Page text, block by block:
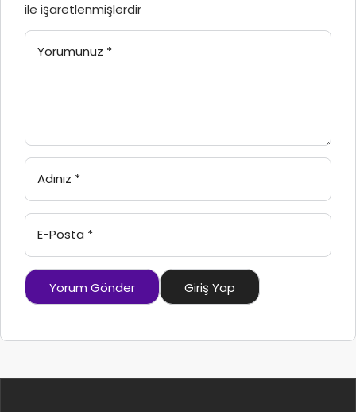
ile işaretlenmişlerdir
Yorumunuz *
Adınız *
E-Posta *
Yorum Gönder Giriş Yap